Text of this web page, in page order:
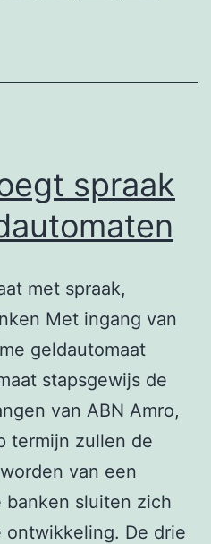
spraak
met spraak,
Met ingang van
geldautomaat
stapsgewijs de
van ABN Amro,
termijn zullen de
van een
banken sluiten zich
De drie